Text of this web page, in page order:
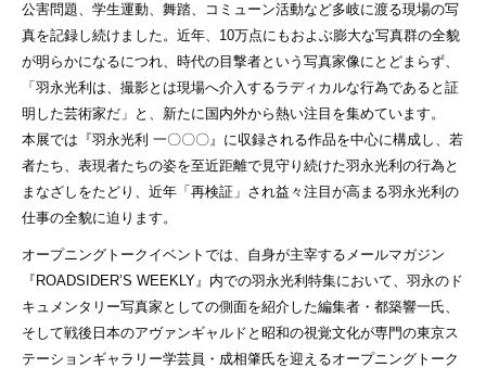
公害問題、学生運動、舞踏、コミューン活動など多岐に渡る現場の写
真を記録し続けました。近年、10万点にもおよぶ膨大な写真群の全貌
が明らかになるにつれ、時代の目撃者という写真家像にとどまらず、
「羽永光利は、撮影とは現場へ介入するラディカルな行為であると証
明した芸術家だ」と、新たに国内外から熱い注目を集めています。
本展では『羽永光利 一〇〇〇』に収録される作品を中心に構成し、若
者たち、表現者たちの姿を至近距離で見守り続けた羽永光利の行為と
まなざしをたどり、近年「再検証」され益々注目が高まる羽永光利の
仕事の全貌に迫ります。
オープニングトークイベントでは、自身が主宰するメールマガジン
『ROADSIDER’S WEEKLY』内での羽永光利特集において、羽永のド
キュメンタリー写真家としての側面を紹介した編集者・都築響一氏、
そして戦後日本のアヴァンギャルドと昭和の視覚文化が専門の東京ス
テーションギャラリー学芸員・成相肇氏を迎えるオープニングトーク